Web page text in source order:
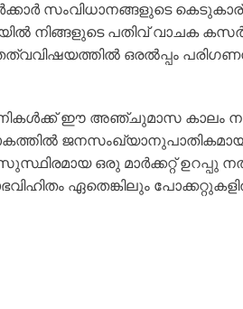
സംവിധാനങ്ങളുടെ
നിങ്ങളുടെ പതിവ് വാചക
ഒരൽപ്പം
ഈ അഞ്ചുമാസ കാലം
ഒരു മാർക്കറ്റ്
ഏതെങ്കിലും